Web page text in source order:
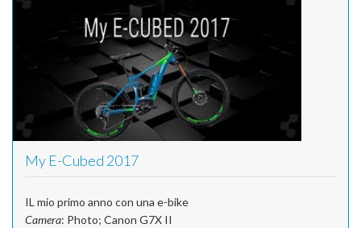
My E-Cubed 2017
IL mio primo anno con una e-bike
Camera: Photo; Canon G7X II